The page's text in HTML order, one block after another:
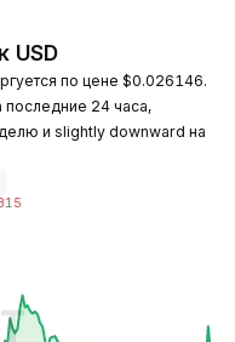
USD
по цене $0.026146.
последние 24 часа,
и slightly downward на